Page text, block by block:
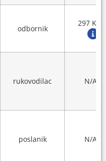
odbornik
297 KM
rukovodilac N/A
poslanik N/A